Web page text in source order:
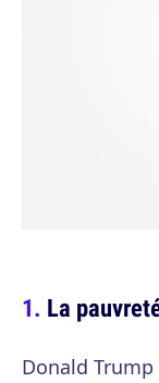
La
Donald